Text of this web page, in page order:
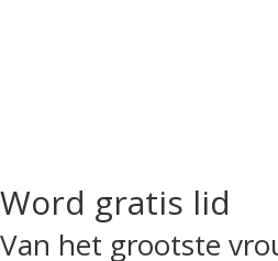
Word gratis lid
Van het grootste